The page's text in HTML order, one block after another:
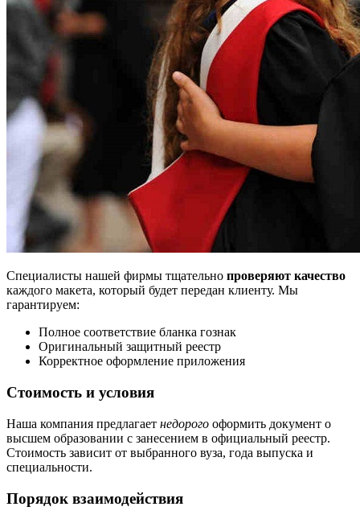
Специалисты нашей фирмы тщательно проверяют качество
каждого макета, который будет передан клиенту. Мы
гарантируем:
Полное соответствие бланка гознак
Оригинальный защитный реестр
Корректное оформление приложения
Стоимость и условия
Наша компания предлагает недорого оформить документ о
высшем образовании с занесением в официальный реестр.
Стоимость зависит от выбранного вуза, года выпуска и
специальности.
Порядок взаимодействия